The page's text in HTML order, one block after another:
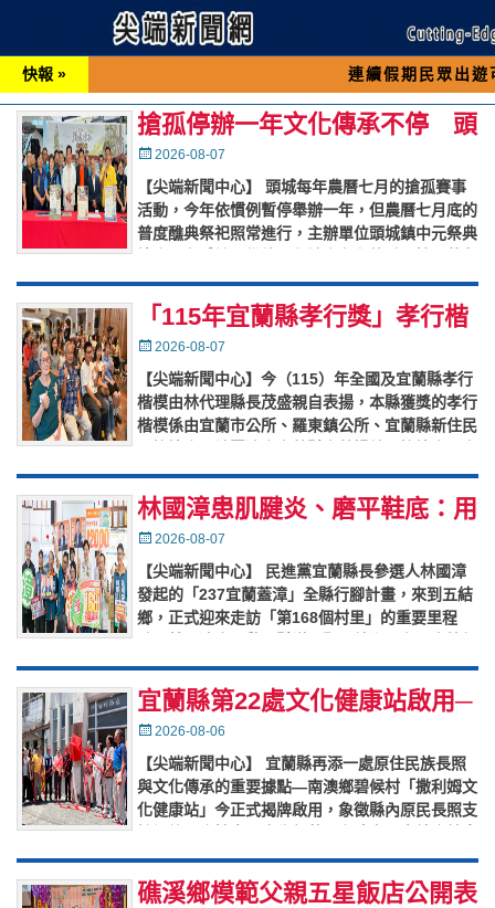
快報 » 連續假期民眾出遊可先撥打交
搶孤停辦一年文化傳承不停 頭
城普度祭典照常、系列研習活動
熱鬧登場
Posted
2026-08-07
【尖端新聞中心】 頭城每年農曆七月的搶孤賽事
活動，今年依慣例暫停舉辦一年，但農曆七月底的
普度醮典祭祀照常進行，主辦單位頭城鎮中元祭典
辦一連串的搶孤研習活動，…
「115年宜蘭縣孝行獎」孝行楷
模表揚
Posted
2026-08-07
【尖端新聞中心】今（115）年全國及宜蘭縣孝行
楷模由林代理縣長茂盛親自表揚，本縣獲獎的孝行
楷模係由宜蘭市公所、羅東鎮公所、宜蘭縣新住民
蘭縣新黎明青年發展協會…
林國漳患肌腱炎、磨平鞋底：用
最真實的腳步承載鄉親託付
Posted
2026-08-07
【尖端新聞中心】 民進黨宜蘭縣長參選人林國漳
發起的「237宜蘭蓋漳」全縣行腳計畫，來到五結
鄉，正式迎來走訪「第168個村里」的重要里程
樹、縣議員沈信雄、議員…
宜蘭縣第22處文化健康站啟用─
南澳鄉原民長照服務再擴展
Posted
2026-08-06
【尖端新聞中心】 宜蘭縣再添一處原住民族長照
與文化傳承的重要據點—南澳鄉碧候村「撒利姆文
化健康站」今正式揭牌啟用，象徵縣內原民長照支
促進、文化學習與情感交流…
礁溪鄉模範父親五星飯店公開表